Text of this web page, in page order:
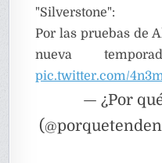
"Silverstone":
Por las pruebas de
nueva
pic.twitter.com/
— ¿Por